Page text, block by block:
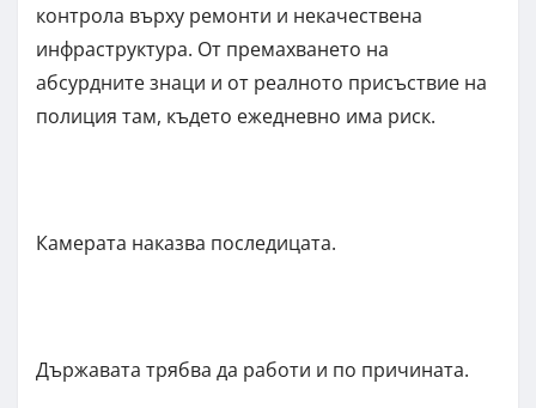
контрола върху ремонти и некачествена
инфраструктура. От премахването на
абсурдните знаци и от реалното присъствие на
полиция там, където ежедневно има риск.
Камерата наказва последицата.
Държавата трябва да работи и по причината.